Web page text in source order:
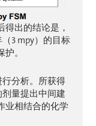
出的结论是，
3 mpy）的目标
。
分析。所获得
量提出中间建
业相结合的化学